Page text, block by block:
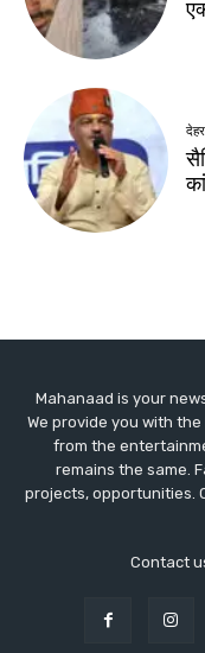
Mahanaad is your
We provide you with
from the
remains the same.
projects, opportunities.
Contact